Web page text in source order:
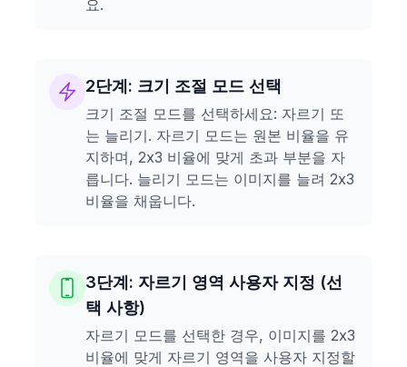
요.
2단계: 크기 조절 모드 선택
크기 조절 모드를 선택하세요: 자르기 또
는 늘리기. 자르기 모드는 원본 비율을 유
지하며, 2x3 비율에 맞게 초과 부분을 자
릅니다. 늘리기 모드는 이미지를 늘려 2x3
비율을 채웁니다.
3단계: 자르기 영역 사용자 지정 (선
택 사항)
자르기 모드를 선택한 경우, 이미지를 2x3
비율에 맞게 자르기 영역을 사용자 지정할